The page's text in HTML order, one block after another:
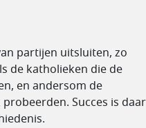
partijen uitsluiten, zo
de katholieken die de
en andersom de
Succes is